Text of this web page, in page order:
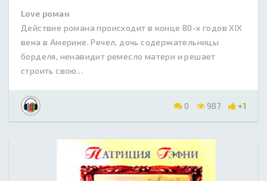
Love роман
Действие романа происходит в конце 80-х годов XIX
века в Америке. Речел, дочь содержательницы
борделя, ненавидит ремесло матери и решает
строить свою...
0 987 +1